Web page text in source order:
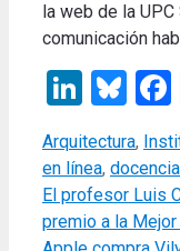
la web de la
comunicación
Categories
Arquitectura,
en línea,
El profesor Luis
premio a la